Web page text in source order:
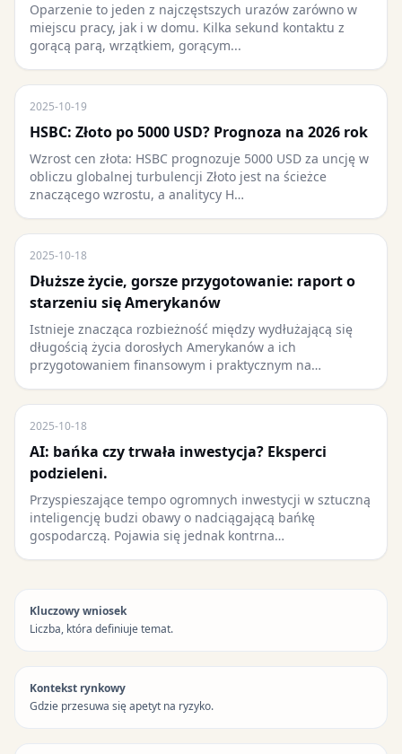
Oparzenie to jeden z najczęstszych urazów zarówno w
miejscu pracy, jak i w domu. Kilka sekund kontaktu z
gorącą parą, wrzątkiem, gorącym...
2025-10-19
HSBC: Złoto po 5000 USD? Prognoza na 2026 rok
Wzrost cen złota: HSBC prognozuje 5000 USD za uncję w
obliczu globalnej turbulencji Złoto jest na ścieżce
znaczącego wzrostu, a analitycy H…
2025-10-18
Dłuższe życie, gorsze przygotowanie: raport o
starzeniu się Amerykanów
Istnieje znacząca rozbieżność między wydłużającą się
długością życia dorosłych Amerykanów a ich
przygotowaniem finansowym i praktycznym na…
2025-10-18
AI: bańka czy trwała inwestycja? Eksperci
podzieleni.
Przyspieszające tempo ogromnych inwestycji w sztuczną
inteligencję budzi obawy o nadciągającą bańkę
gospodarczą. Pojawia się jednak kontrna…
Kluczowy wniosek
Liczba, która definiuje temat.
Kontekst rynkowy
Gdzie przesuwa się apetyt na ryzyko.